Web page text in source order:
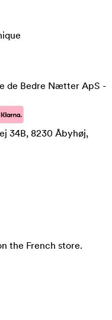
de Bedre Nætter ApS -
34B, 8230 Åbyhøj,
the French store.